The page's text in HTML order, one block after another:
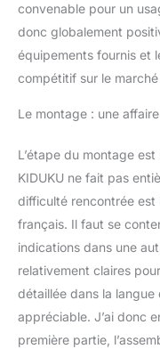
convenable pour un
donc globalement
équipements fournis et
compétitif sur le
Le montage : une
L’étape du montage
KIDUKU ne fait pas
difficulté rencontrée est
français. Il faut se
indications dans une
relativement claires
détaillée dans la
appréciable. J’ai donc
première partie,